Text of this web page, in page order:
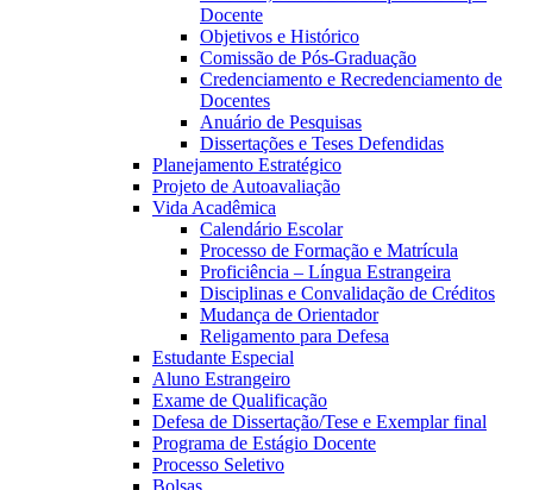
Docente
Objetivos e Histórico
Comissão de Pós-Graduação
Credenciamento e Recredenciamento de
Docentes
Anuário de Pesquisas
Dissertações e Teses Defendidas
Planejamento Estratégico
Projeto de Autoavaliação
Vida Acadêmica
Calendário Escolar
Processo de Formação e Matrícula
Proficiência – Língua Estrangeira
Disciplinas e Convalidação de Créditos
Mudança de Orientador
Religamento para Defesa
Estudante Especial
Aluno Estrangeiro
Exame de Qualificação
Defesa de Dissertação/Tese e Exemplar final
Programa de Estágio Docente
Processo Seletivo
Bolsas